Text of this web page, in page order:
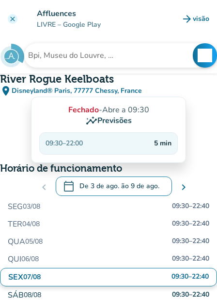
clear Affluences
LIVRE – Google Play arrow_forward visão
(novo
Procura uma instituição
River Rogue Keelboats
place Disneyland® Paris, 77777 Chessy, France
(abrir no Google Maps)
(novo separador)
Fechado-Abre a 09:30
insightsPrevisões
09:30–22:00 5 min
Horário de funcionamento
chevron_left calendar_today De 3 de ago. ão 9 de ago.
.Abra o calendário para alterar as datas
chevron_right
SEG03/08 09:30–22:40
TER04/08 09:30–22:40
QUA05/08 09:30–22:40
QUI06/08 09:30–22:40
SEX07/08 09:30–22:40
SÁB08/08 09:30–22:40